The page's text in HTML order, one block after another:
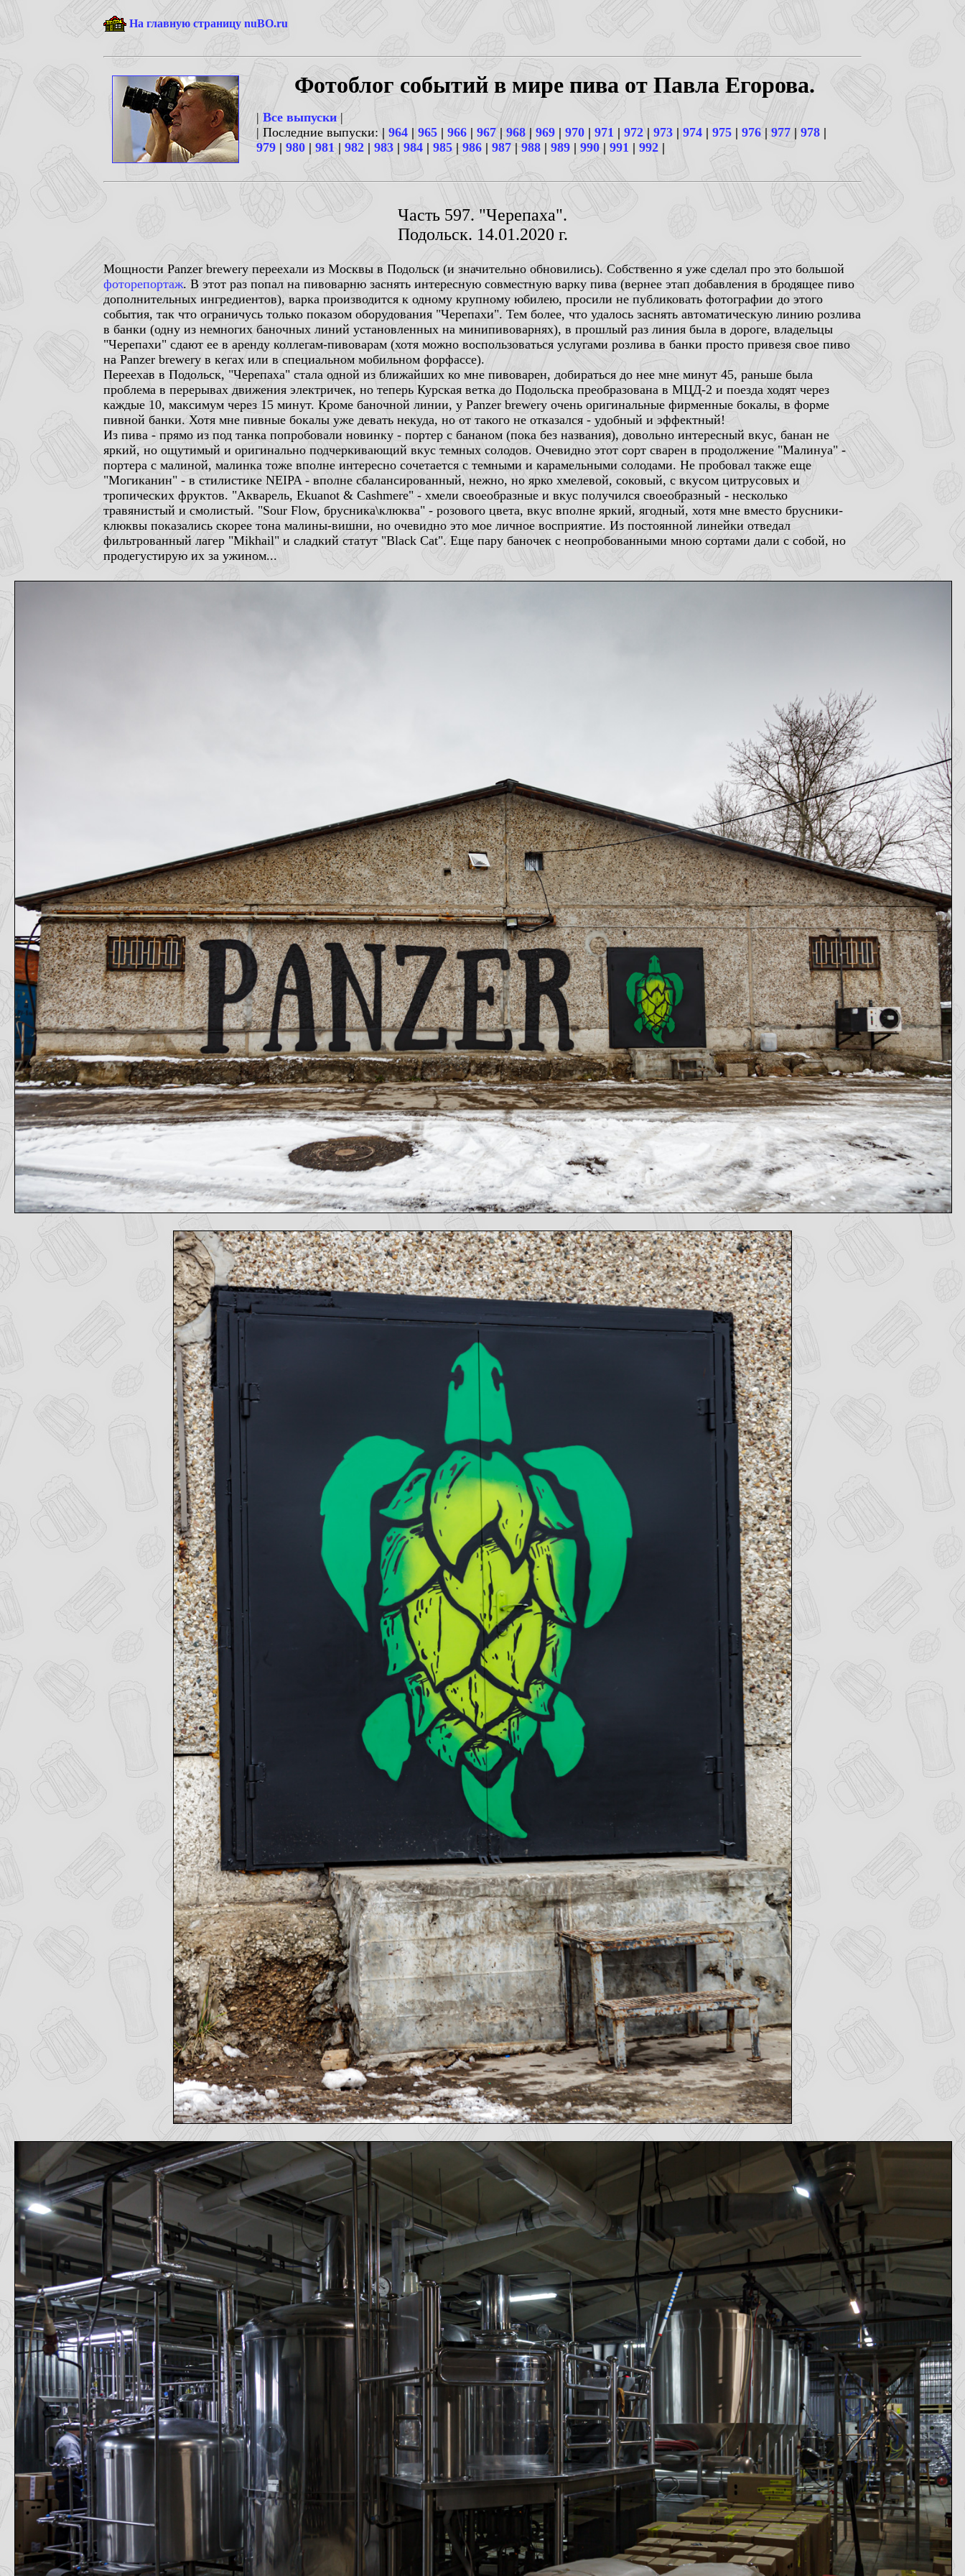
На главную страницу nuBO.ru
Фотоблог событий в мире пива от Павла Егорова.
| Все выпуски |
| Последние выпуски: | 964 | 965 | 966 | 967| 968 | 969 | 970 | 971 | 972 | 973 | 974 | 975 | 976| 977 | 978 |
979 | 980 | 981 | 982 | 983 | 984 | 985 | 986 | 987|988 | 989 | 990 | 991 | 992 |
Часть 597. "Черепаха".
Подольск. 14.01.2020 г.
Мощности Panzer brewery переехали из Москвы в Подольск (и значительно обновились). Собственно я уже сделал про это большой
фоторепортаж. В этот раз попал на пивоварню заснять интересную совместную варку пива (вернее этап добавления в бродящее пиво
дополнительных ингредиентов), варка производится к одному крупному юбилею, просили не публиковать фотографии до этого
события, так что ограничусь только показом оборудования "Черепахи". Тем более, что удалось заснять автоматическую линию розлива
в банки (одну из немногих баночных линий установленных на минипивоварнях), в прошлый раз линия была в дороге, владельцы
"Черепахи" сдают ее в аренду коллегам-пивоварам (хотя можно воспользоваться услугами розлива в банки просто привезя свое пиво
на Panzer brewery в кегах или в специальном мобильном форфассе).
Переехав в Подольск, "Черепаха" стала одной из ближайших ко мне пивоварен, добираться до нее мне минут 45, раньше была
проблема в перерывах движения электричек, но теперь Курская ветка до Подольска преобразована в МЦД-2 и поезда ходят через
каждые 10, максимум через 15 минут. Кроме баночной линии, у Panzer brewery очень оригинальные фирменные бокалы, в форме
пивной банки. Хотя мне пивные бокалы уже девать некуда, но от такого не отказался - удобный и эффектный!
Из пива - прямо из под танка попробовали новинку - портер с бананом (пока без названия), довольно интересный вкус, банан не
яркий, но ощутимый и оригинально подчеркивающий вкус темных солодов. Очевидно этот сорт сварен в продолжение "Малинуа" -
портера с малиной, малинка тоже вполне интересно сочетается с темными и карамельными солодами. Не пробовал также еще
"Могиканин" - в стилистике NEIPA - вполне сбалансированный, нежно, но ярко хмелевой, соковый, с вкусом цитрусовых и
тропических фруктов. "Акварель, Ekuanot & Cashmere" - хмели своеобразные и вкус получился своеобразный - несколько
травянистый и смолистый. "Sour Flow, брусника\клюква" - розового цвета, вкус вполне яркий, ягодный, хотя мне вместо брусники-
клюквы показались скорее тона малины-вишни, но очевидно это мое личное восприятие. Из постоянной линейки отведал
фильтрованный лагер "Mikhail" и сладкий статут "Black Cat". Еще пару баночек с неопробованными мною сортами дали с собой, но
продегустирую их за ужином...